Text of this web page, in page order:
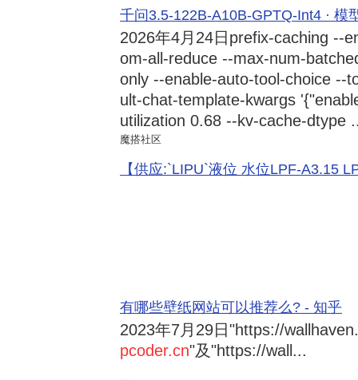
千问3.5-122B-A10B-GPTQ-Int4 · 模
2026年4月24日 prefix-caching --
om-all-reduce --max-num-
only --enable-auto-tool-choice --
ult-chat-template-kwargs
utilization 0.68 --kv-cache-dtype
魔搭社区
【供应:`LIPU`液位 水位LPF-A3.15
有哪些壁纸网站可以推荐么? - 知乎
2023年7月29日 "https://
pcoder.cn"及"https://wall...